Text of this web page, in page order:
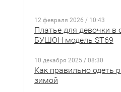
12 февраля 2026 / 10:43
Платье для девочки в
БУШОН модель ST69
10 декабря 2025 / 08:30
Как правильно одеть
зимой